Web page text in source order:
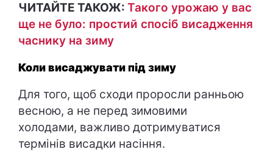
ЧИТАЙТЕ ТАКОЖ: Такого урожаю у вас
ще не було: простий спосіб висадження
часнику на зиму
Коли висаджувати під зиму
Для того, щоб сходи проросли ранньою
весною, а не перед зимовими
холодами, важливо дотримуватися
термінів висадки насіння.